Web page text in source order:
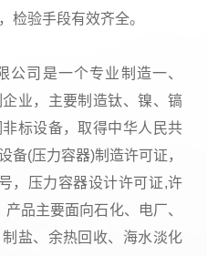
检验手段有效齐全。
公司是一个专业制造一、
业，主要制造钛、镍、镐
标设备，取得中华人民共
备(压力容器)制造许可证，
，压力容器设计许可证,许
品主要面向石化、电厂、
盐、余热回收、海水淡化